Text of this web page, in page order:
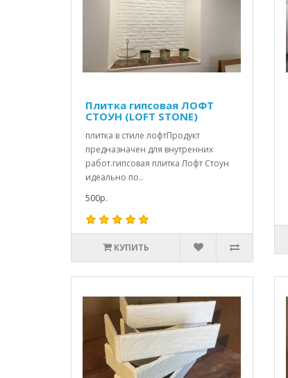
Плитка гипсовая ЛОФТ
СТОУН (LOFT STONE)
плитка в стиле лофтПродукт
предназначен для внутренних
работ.гипсовая плитка Лофт Стоун
идеально по..
500р.
КУПИТЬ